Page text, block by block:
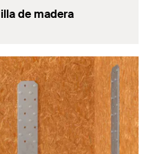
de madera